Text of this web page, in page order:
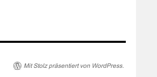
Mit Stolz präsentiert von WordPress.